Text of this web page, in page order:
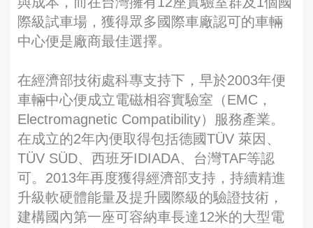
際級試車場，獲得眾多國際車廠認可的車輛
中心便是廠商最佳選擇。
在經濟部技術處科專支持下，早於2003年便
車輛中心便成立電磁相容實驗室（EMC，
Electromagnetic Compatibility）服務產業。
在成立的2年內便取得包括德國TÜV 萊因、
TÜV SÜD、西班牙IDIADA、台灣TAF等認
可。2013年再度獲得經濟部支持，持續精進
升級軟硬體能量及提升國際級的驗證技術，
建構國內第一座可容納車長達12米的大型電